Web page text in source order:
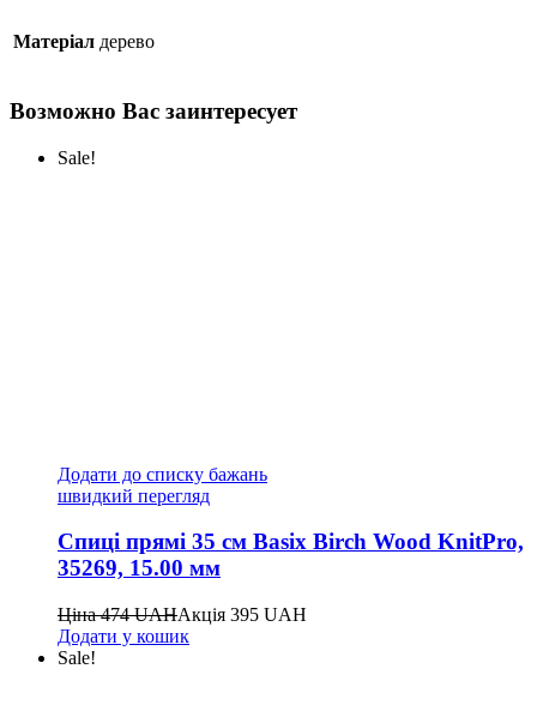
Матеріал дерево
Возможно Вас заинтересует
Sale!
Додати до списку бажань
швидкий перегляд
Спиці прямі 35 см Basix Birch Wood KnitPro,
35269, 15.00 мм
Ціна474UAHАкція 395 UAH
Додати у кошик
Sale!